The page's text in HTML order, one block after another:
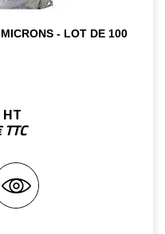
- LOT DE 100